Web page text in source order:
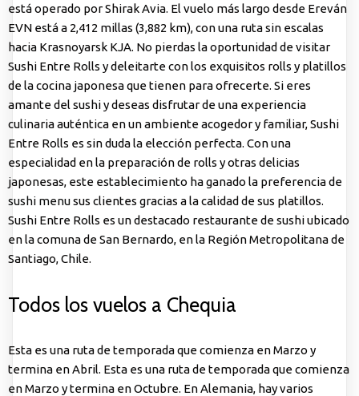
está operado por Shirak Avia. El vuelo más largo desde Ereván
EVN está a 2,412 millas (3,882 km), con una ruta sin escalas
hacia Krasnoyarsk KJA. No pierdas la oportunidad de visitar
Sushi Entre Rolls y deleitarte con los exquisitos rolls y platillos
de la cocina japonesa que tienen para ofrecerte. Si eres
amante del sushi y deseas disfrutar de una experiencia
culinaria auténtica en un ambiente acogedor y familiar, Sushi
Entre Rolls es sin duda la elección perfecta. Con una
especialidad en la preparación de rolls y otras delicias
japonesas, este establecimiento ha ganado la preferencia de
sushi menusus clientes gracias a la calidad de sus platillos.
Sushi Entre Rolls es un destacado restaurante de sushi ubicado
en la comuna de San Bernardo, en la Región Metropolitana de
Santiago, Chile.
Todos los vuelos a Chequia
Esta es una ruta de temporada que comienza en Marzo y
termina en Abril. Esta es una ruta de temporada que comienza
en Marzo y termina en Octubre. En Alemania, hay varios